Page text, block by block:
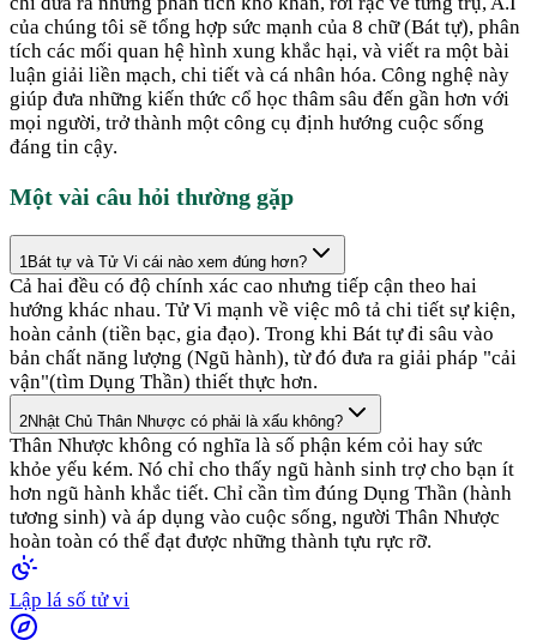
của chúng tôi sẽ tổng hợp sức mạnh của 8 chữ (Bát tự), phân
tích các mối quan hệ hình xung khắc hại, và viết ra một bài
luận giải liền mạch, chi tiết và cá nhân hóa. Công nghệ này
giúp đưa những kiến thức cổ học thâm sâu đến gần hơn với
mọi người, trở thành một công cụ định hướng cuộc sống
đáng tin cậy.
Một vài câu hỏi thường gặp
1Bát tự và Tử Vi cái nào xem đúng hơn?
Cả hai đều có độ chính xác cao nhưng tiếp cận theo hai
hướng khác nhau. Tử Vi mạnh về việc mô tả chi tiết sự kiện,
hoàn cảnh (tiền bạc, gia đạo). Trong khi Bát tự đi sâu vào
bản chất năng lượng (Ngũ hành), từ đó đưa ra giải pháp "cải
vận"(tìm Dụng Thần) thiết thực hơn.
2Nhật Chủ Thân Nhược có phải là xấu không?
Thân Nhược không có nghĩa là số phận kém cỏi hay sức
khỏe yếu kém. Nó chỉ cho thấy ngũ hành sinh trợ cho bạn ít
hơn ngũ hành khắc tiết. Chỉ cần tìm đúng Dụng Thần (hành
tương sinh) và áp dụng vào cuộc sống, người Thân Nhược
hoàn toàn có thể đạt được những thành tựu rực rỡ.
Lập lá số tử vi